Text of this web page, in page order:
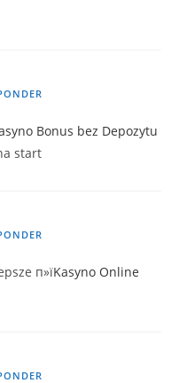
Bonus bez Depozytu
start
п»їKasyno Online